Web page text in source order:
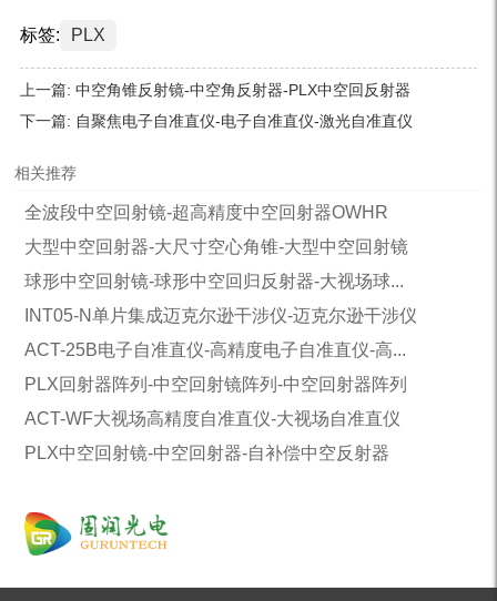
标签: PLX
上一篇: 中空角锥反射镜-中空角反射器-PLX中空回反射器
下一篇: 自聚焦电子自准直仪-电子自准直仪-激光自准直仪
相关推荐
全波段中空回射镜-超高精度中空回射器OWHR
大型中空回射器-大尺寸空心角锥-大型中空回射镜
球形中空回射镜-球形中空回归反射器-大视场球...
INT05-N单片集成迈克尔逊干涉仪-迈克尔逊干涉仪
ACT-25B电子自准直仪-高精度电子自准直仪-高...
PLX回射器阵列-中空回射镜阵列-中空回射器阵列
ACT-WF大视场高精度自准直仪-大视场自准直仪
PLX中空回射镜-中空回射器-自补偿中空反射器